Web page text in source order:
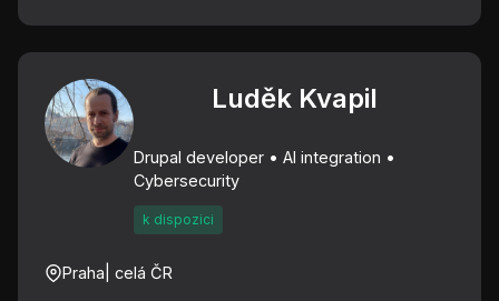
Luděk Kvapil
Drupal developer • AI integration •
Cybersecurity
k dispozici
Praha | celá ČR